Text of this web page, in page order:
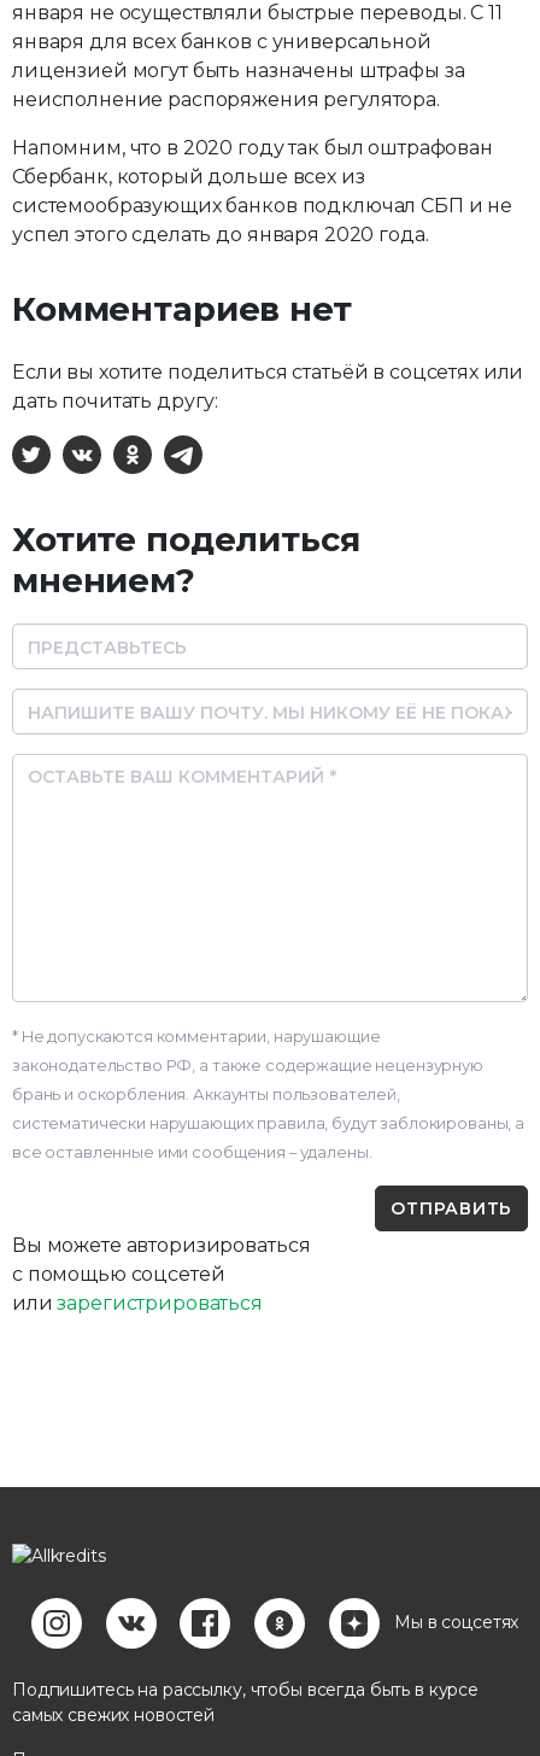
января не осуществляли быстрые переводы. С 11
января для всех банков с универсальной
лицензией могут быть назначены штрафы за
неисполнение распоряжения регулятора.
Напомним, что в 2020 году так был оштрафован
Сбербанк, который дольше всех из
системообразующих банков подключал СБП и не
успел этого сделать до января 2020 года.
Комментариев нет
Если вы хотите поделиться статьёй в соцсетях или
дать почитать другу:
X ВКонтактеОдноклассники
Telegram
Хотите поделиться
мнением?
Name
Email
Comment
* Не допускаются комментарии, нарушающие
законодательство РФ, а также содержащие нецензурную
брань и оскорбления. Аккаунты пользователей,
систематически нарушающих правила, будут заблокированы, а
все оставленные ими сообщения – удалены.
Вы можете авторизироваться
с помощью соцсетей
илизарегистрироваться
Мы в соцсетях
Подпишитесь на рассылку, чтобы всегда быть в курсе
самых свежих новостей